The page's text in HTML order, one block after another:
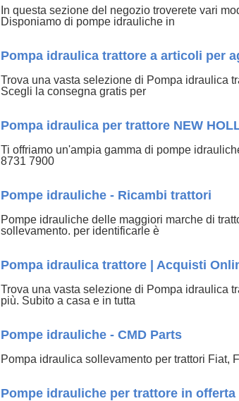
In questa sezione del negozio troverete vari
Disponiamo di pompe idrauliche in
Pompa idraulica trattore a articoli per
Trova una vasta selezione di Pompa idraulica
Scegli la consegna gratis per
Pompa idraulica per trattore NEW
Ti offriamo un'ampia gamma di pompe
8731 7900
Pompe idrauliche - Ricambi trattori
Pompe idrauliche delle maggiori marche di
sollevamento. per identificarle è
Pompa idraulica trattore | Acquisti
Trova una vasta selezione di Pompa idraulica
più. Subito a casa e in tutta
Pompe idrauliche - CMD Parts
Pompa idraulica sollevamento per trattori Fiat,
Pompe idrauliche per trattore in